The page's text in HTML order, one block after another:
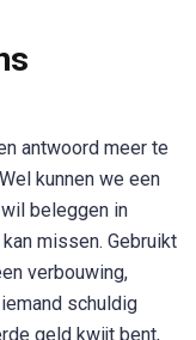
antwoord meer te
kunnen we een
beleggen in
missen. Gebruikt
verbouwing,
schuldig
geld kwijt bent,